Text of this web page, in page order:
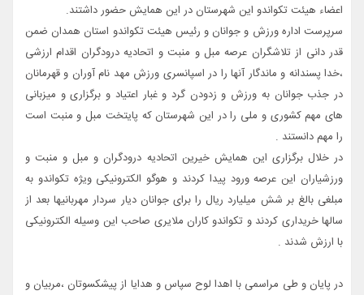
اعضاء هیئت تکواندو این شهرستان در این همایش حضور داشتند.
سرپرست اداره ورزش و جوانان و رئیس هیئت تکواندو استان همدان ضمن
قدر دانی از تلاشگران عرصه مبل و منبت و اتحادیه درودگران اقدام ارزشی
،خدا پسندانه و ماندگار آنها را در اسپانسری ورزش مهد نام آوران و قهرمانان
در جذب جوانان به ورزش و زدودن گرد و غبار اعتیاد و برگزاری و میزبانی
های مهم کشوری و ملی را در این شهرستان که پایتخت مبل و منبت است
را مهم دانستند .
در خلال برگزاری این همایش خیرین اتحادیه درودگران و مبل و منبت و
ورزشیاران این عرصه ورود پیدا کردند و هوگو الکترونیکی ویژه تکواندو به
مبلغی بالغ بر شش میلیارد ریال را برای جوانان دیار سردار مهربانیها بعد از
سالها خریداری کردند و تکواندو کاران ملایری صاحب این وسیله الکترونیکی
با ارزش شدند .
در پایان و طی مراسمی با اهدا لوح سپاس و هدایا از پیشکسوتان ،مربیان و